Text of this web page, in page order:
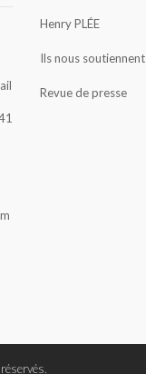
Henry PLÉE
Ils nous soutiennent
Revue de presse